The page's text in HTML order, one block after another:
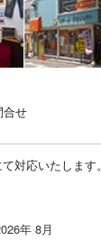
合せ
対応いたします。
年 8月